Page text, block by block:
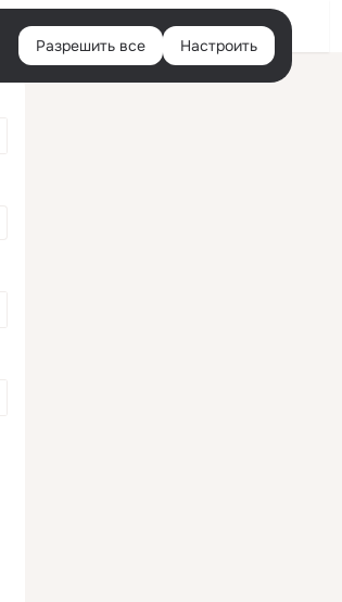
Войти
Разрешить все Настроить